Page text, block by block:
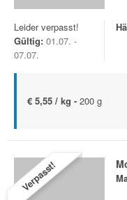
Leider verpasst!
Gültig: 01.07. -
07.07.
€ 5,55 / kg - 200 g
Verpasst!